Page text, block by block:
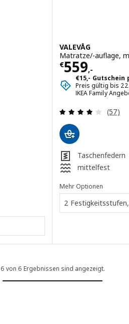
VALEVÅG
Matratze/-auflage,
€559,-
Preis €
€15,-
Preis gültig bis
IKEA Family
(57)
Taschenfedern
mittelfest
Mehr Optionen
2
6 von 6 Ergebnissen sind angezeigt.